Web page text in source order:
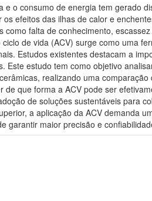
o consumo de energia tem gerado
efeitos das ilhas de calor e
falta de conhecimento,
de vida (ACV) surge como uma
Estudos existentes destacam a
estudo tem como objetivo
realizando uma
que forma a ACV pode ser
de soluções sustentáveis para
a aplicação da ACV demanda
garantir maior precisão e